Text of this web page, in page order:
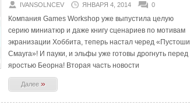
IVANSOLNCEV ЯНВАРЯ 4, 2014 0
Компания Games Workshop уже выпустила целую
серию миниатюр и даже книгу сценариев по мотивам
экранизации Хоббита, теперь настал черед «Пустоши
Смауга»! И пауки, и эльфы уже готовы дрогнуть перед
яростью Беорна! Вторая часть новости
Далее »